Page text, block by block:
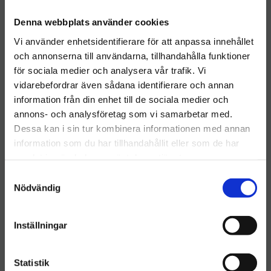
Denna webbplats använder cookies
Vi använder enhetsidentifierare för att anpassa innehållet
och annonserna till användarna, tillhandahålla funktioner
för sociala medier och analysera vår trafik. Vi
vidarebefordrar även sådana identifierare och annan
information från din enhet till de sociala medier och
annons- och analysföretag som vi samarbetar med.
Dessa kan i sin tur kombinera informationen med annan
information som du har tillhandahållit eller som de har
Nödvändig
Inställningar
Statistik
Tork SmartOne Mini
Toalettpapper 2-lag
Advanced T9
999
Lägg till i önskelista
INFO
Toalettpapper 2-lag
Advanced T8
​Toalettpapper Tork Mini
Jumbo Extra Premium T2
12rl
750
INFO
Välkommen till hygieneleeds.se
Vill du handla som företag eller privatperson?
FÖRETAG
Priser visas inkl. moms